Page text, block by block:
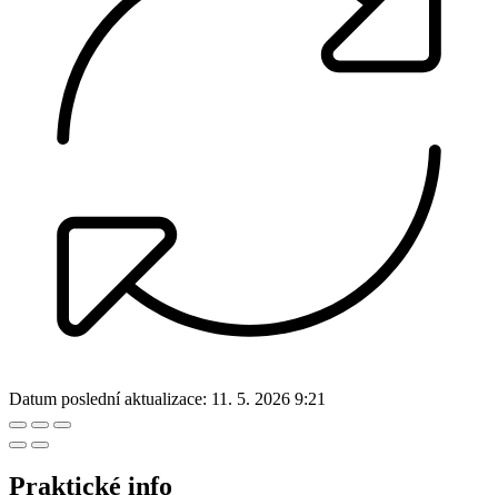
Datum poslední aktualizace: 11. 5. 2026 9:21
Praktické info